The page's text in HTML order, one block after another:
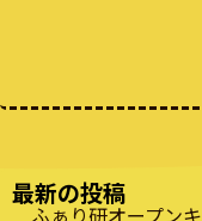
最新の投稿
ふぁり研オープン